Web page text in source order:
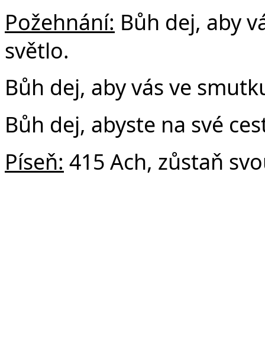
Požehnání: Bůh dej, aby
světlo.
Bůh dej, aby vás ve
Bůh dej, abyste na své
Píseň: 415 Ach, zůstaň